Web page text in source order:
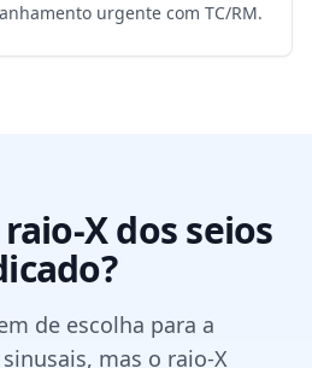
urgente com TC/RM.
X dos seios
de escolha para a
mas o raio-X